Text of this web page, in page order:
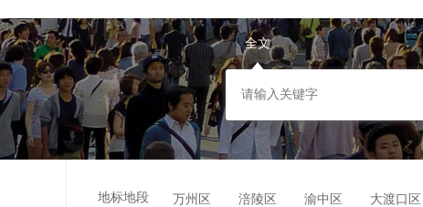
全文
地标地段 万州区 涪陵区 渝中区 大渡口区